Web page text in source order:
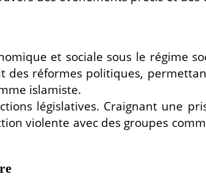
et sociale sous le régime
réformes politiques,
islamiste.
législatives. Craignant une
violente avec des groupes